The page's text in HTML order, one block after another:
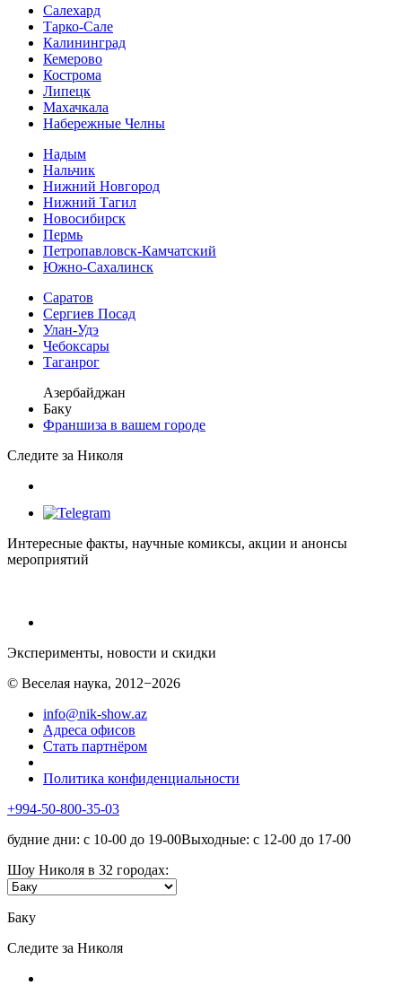
Салехард
Тарко-Сале
Калининград
Кемерово
Кострома
Липецк
Махачкала
Набережные Челны
Надым
Нальчик
Нижний Новгород
Нижний Тагил
Новосибирск
Пермь
Петропавловск-Камчатский
Южно-Сахалинск
Саратов
Сергиев Посад
Улан-Удэ
Чебоксары
Таганрог
Азербайджан
Баку
Франшиза в вашем городе
Следите за Николя
Интересные факты, научные комиксы, акции и анонсы
мероприятий
Эксперименты, новости и скидки
© Веселая наука, 2012−2026
info@nik-show.az
Адреса офисов
Стать партнёром
Политика конфиденциальности
+994-50-800-35-03
будние дни: с 10-00 до 19-00Выходные: с 12-00 до 17-00
Шоу Николя в 32 городах:
Баку
Следите за Николя